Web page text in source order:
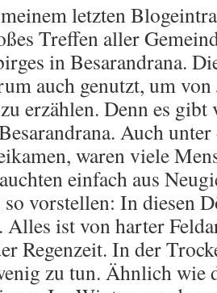
letzten
Treffen aller
in Besarandrana.
auch genutzt, um von
erzählen. Denn es
Auch unter
waren viele
einfach aus
so vorstellen: In diesen
Alles ist von harter
Regenzeit. In der
zu tun. Ähnlich wie